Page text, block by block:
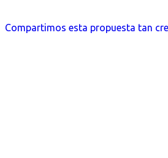
Compartimos esta propuesta tan